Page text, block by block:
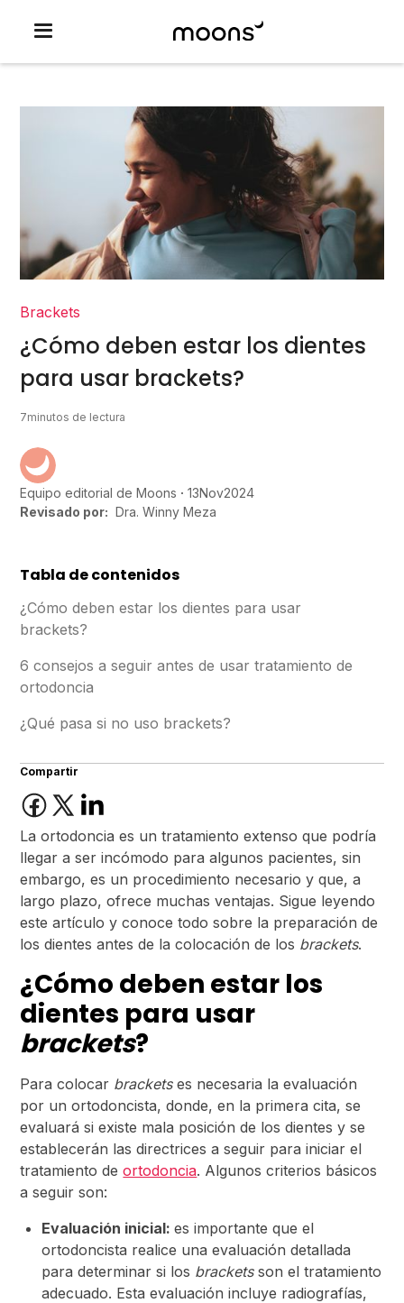
Brackets
¿Cómo deben estar los dientes
para usar brackets?
7minutos de lectura
Equipo editorial de Moons 13Nov2024
Revisado por: Dra. Winny Meza
Tabla de contenidos
¿Cómo deben estar los dientes para usar
brackets?
6 consejos a seguir antes de usar tratamiento de
ortodoncia
¿Qué pasa si no uso brackets?
Compartir
La ortodoncia es un tratamiento extenso que podría
llegar a ser incómodo para algunos pacientes, sin
embargo, es un procedimiento necesario y que, a
largo plazo, ofrece muchas ventajas. Sigue leyendo
este artículo y conoce todo sobre la preparación de
los dientes antes de la colocación de los brackets.
¿Cómo deben estar los
dientes para usar
brackets?
Para colocar bracketses necesaria la evaluación
por un ortodoncista, donde, en la primera cita, se
evaluará si existe mala posición de los dientes y se
establecerán las directrices a seguir para iniciar el
tratamiento deortodoncia. Algunos criterios básicos
a seguir son:
Evaluación inicial:es importante que el
ortodoncista realice una evaluación detallada
para determinar si los bracketsson el tratamiento
adecuado. Esta evaluación incluye radiografías,